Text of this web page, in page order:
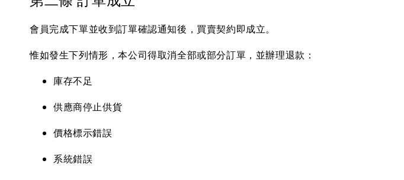
會員完成下單並收到訂單確認通知後，買賣契約即成立。
惟如發生下列情形，本公司得取消全部或部分訂單，並辦理退款：
庫存不足
供應商停止供貨
價格標示錯誤
系統錯誤